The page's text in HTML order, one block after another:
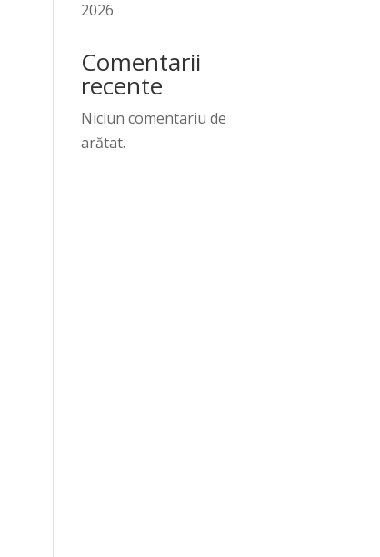
2026
Comentarii
recente
Niciun comentariu de
arătat.